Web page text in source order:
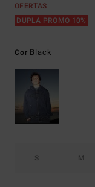
OFERTAS
DUPLA PROMO 10%
Cor Black
S M